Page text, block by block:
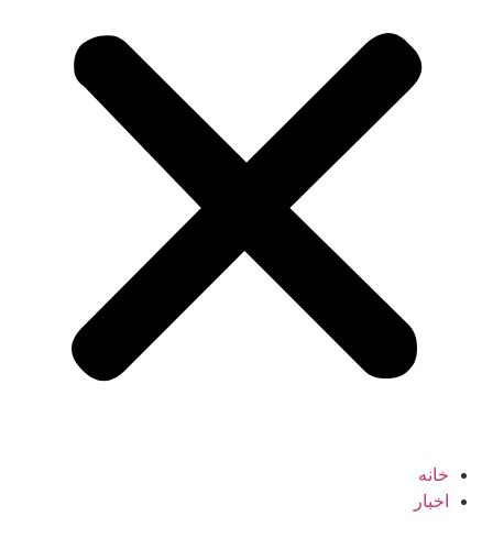
خانه
اخبار